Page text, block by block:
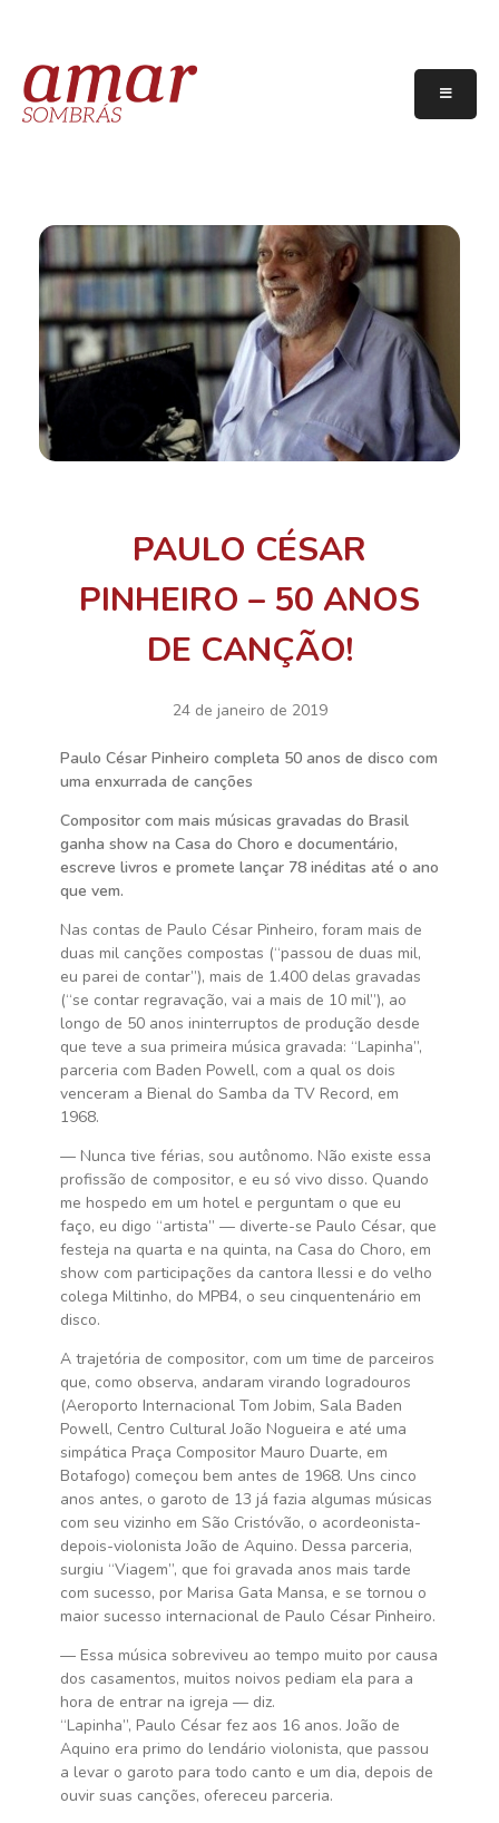
PAULO CÉSAR
PINHEIRO – 50 ANOS
DE CANÇÃO!
24 de janeiro de 2019
Paulo César Pinheiro completa 50 anos de disco com
uma enxurrada de canções
Compositor com mais músicas gravadas do Brasil
ganha show na Casa do Choro e documentário,
escreve livros e promete lançar 78 inéditas até o ano
que vem.
Nas contas de Paulo César Pinheiro, foram mais de
duas mil canções compostas (“passou de duas mil,
eu parei de contar”), mais de 1.400 delas gravadas
(“se contar regravação, vai a mais de 10 mil”), ao
longo de 50 anos ininterruptos de produção desde
que teve a sua primeira música gravada: “Lapinha”,
parceria com Baden Powell, com a qual os dois
venceram a Bienal do Samba da TV Record, em
1968.
— Nunca tive férias, sou autônomo. Não existe essa
profissão de compositor, e eu só vivo disso. Quando
me hospedo em um hotel e perguntam o que eu
faço, eu digo “artista” — diverte-se Paulo César, que
festeja na quarta e na quinta, na Casa do Choro, em
show com participações da cantora Ilessi e do velho
colega Miltinho, do MPB4, o seu cinquentenário em
disco.
A trajetória de compositor, com um time de parceiros
que, como observa, andaram virando logradouros
(Aeroporto Internacional Tom Jobim, Sala Baden
Powell, Centro Cultural João Nogueira e até uma
simpática Praça Compositor Mauro Duarte, em
Botafogo) começou bem antes de 1968. Uns cinco
anos antes, o garoto de 13 já fazia algumas músicas
com seu vizinho em São Cristóvão, o acordeonista-
depois-violonista João de Aquino. Dessa parceria,
surgiu “Viagem”, que foi gravada anos mais tarde
com sucesso, por Marisa Gata Mansa, e se tornou o
maior sucesso internacional de Paulo César Pinheiro.
— Essa música sobreviveu ao tempo muito por causa
dos casamentos, muitos noivos pediam ela para a
hora de entrar na igreja — diz.
“Lapinha”, Paulo César fez aos 16 anos. João de
Aquino era primo do lendário violonista, que passou
a levar o garoto para todo canto e um dia, depois de
ouvir suas canções, ofereceu parceria.